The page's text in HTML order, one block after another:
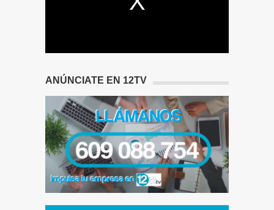
ANÚNCIATE EN 12TV